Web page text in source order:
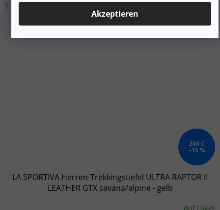
Akzeptieren
S
M
206 €
–15 %
LA SPORTIVA Herren-Trekkingstiefel ULTRA RAPTOR II
LEATHER GTX savana/alpine - gelb
Auf Lager